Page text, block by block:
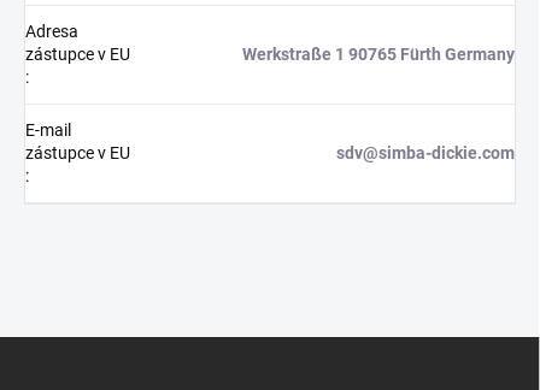
Adresa
zástupce v EU
:
Werkstraße 1 90765 Fürth Germany
E-mail
zástupce v EU
:
sdv@simba-dickie.com